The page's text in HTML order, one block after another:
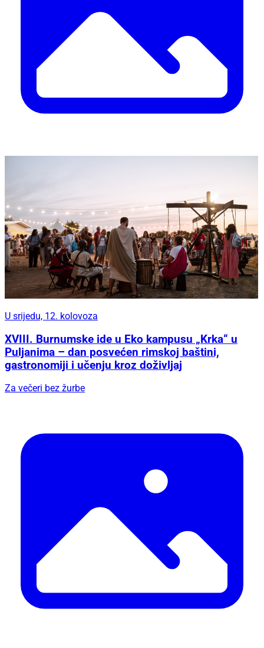
U srijedu, 12. kolovoza
XVIII. Burnumske ide u Eko kampusu „Krka“ u
Puljanima – dan posvećen rimskoj baštini,
gastronomiji i učenju kroz doživljaj
Za večeri bez žurbe